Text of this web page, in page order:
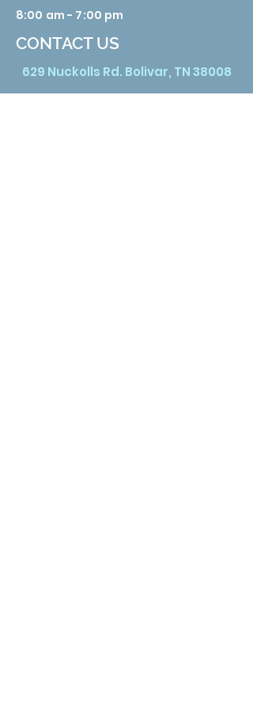
8:00 am - 7:00 pm
CONTACT US
629 Nuckolls Rd. Bolivar, TN 38008
Phone:731 658 3388